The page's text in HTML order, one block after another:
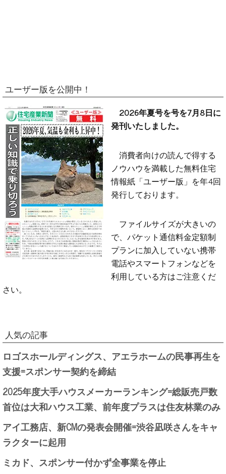
ユーザー版を公開中！
2026年夏号を号を7月8日に
発刊いたしました。
消費者向けの読んで得する
ノウハウを満載した無料住宅
情報紙「ユーザー版」を年4回
発行しております。
ファイルサイズが大きいの
で、パケット通信料金定額制
プランに加入していない携帯
電話やスマートフォンなどを
利用している方はご注意くだ
さい。
人気の記事
ロゴスホールディングス、アエラホームの民事再生を
支援=スポンサー契約を締結
2025年度大手ハウスメーカーランキング=総販売戸数
首位は大和ハウス工業、前年度プラスは住友林業のみ
アイ工務店、新CMの発表会開催=渋谷凪咲さんをキャ
ラクターに起用
ミカド、スポンサー付かず全事業を停止